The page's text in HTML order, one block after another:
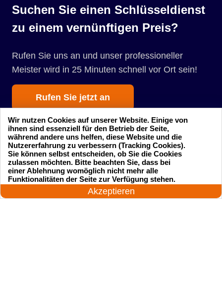
Suchen Sie einen Schlüsseldienst
zu einem vernünftigen Preis?
Rufen Sie uns an und unser professioneller
Meister wird in 25 Minuten schnell vor Ort sein!
Rufen Sie jetzt an
Startseite Einsatzgebiete
Preise
24 Stunden am Tag
Akzeptieren
Wir nutzen Cookies auf unserer Website. Einige von
ihnen sind essenziell für den Betrieb der Seite,
während andere uns helfen, diese Website und die
Nutzererfahrung zu verbessern (Tracking Cookies).
Sie können selbst entscheiden, ob Sie die Cookies
zulassen möchten. Bitte beachten Sie, dass bei
einer Ablehnung womöglich nicht mehr alle
Funktionalitäten der Seite zur Verfügung stehen.